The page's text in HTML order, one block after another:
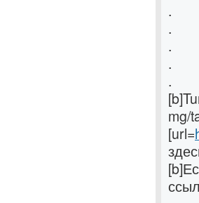
.
.
.
.
.
mg/
[url=